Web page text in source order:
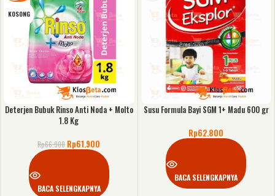
KOSONG
Deterjen Bubuk Rinso Anti Noda + Molto
1.8 Kg
Rp66.900 Rp61.900
BACA SELENGKAPNYA
Susu Formula Bayi SGM 1+ Madu 600 gr
Rp62.800
BACA SELENGKAPNYA